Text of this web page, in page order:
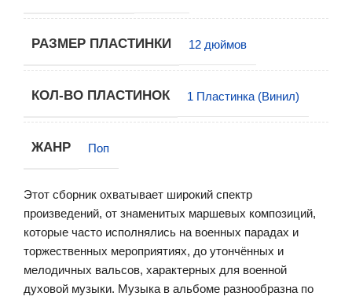
РАЗМЕР ПЛАСТИНКИ 12 дюймов
КОЛ-ВО ПЛАСТИНОК 1 Пластинка (Винил)
ЖАНР Поп
Этот сборник охватывает широкий спектр
произведений, от знаменитых маршевых композиций,
которые часто исполнялись на военных парадах и
торжественных мероприятиях, до утончённых и
мелодичных вальсов, характерных для военной
духовой музыки. Музыка в альбоме разнообразна по